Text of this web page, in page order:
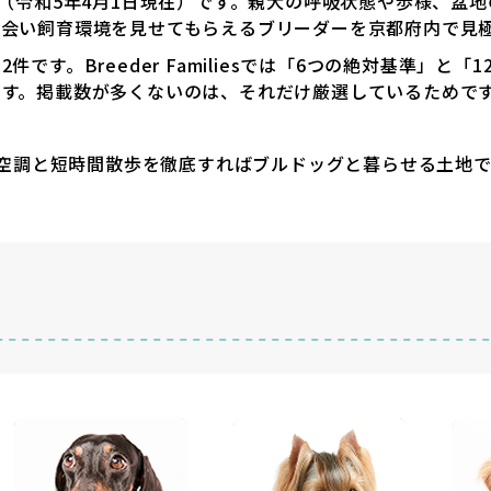
い飼育環境を見せてもらえるブリーダーを京都府内で見
件です。Breeder Familiesでは「6つの絶対基準」と「
。掲載数が多くないのは、それだけ厳選しているためで
と短時間散歩を徹底すればブルドッグと暮らせる土地